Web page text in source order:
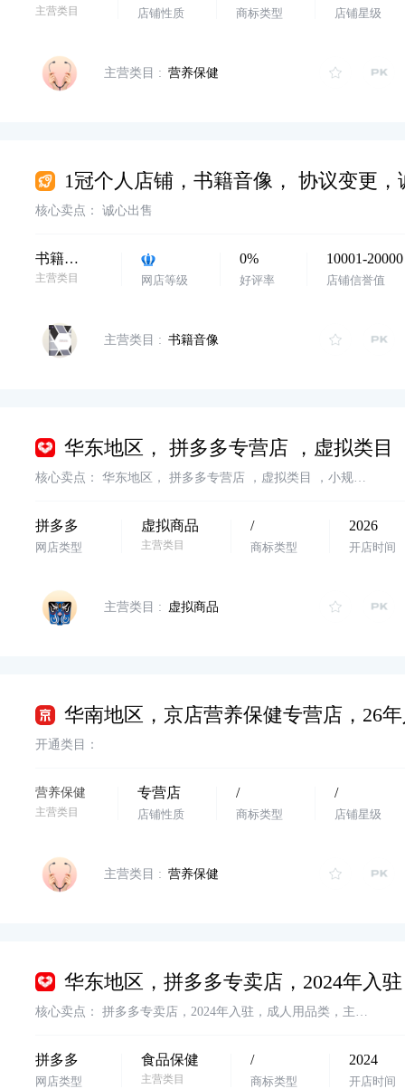
主营类目 店铺性质 商标类型 店铺星级
主营类目 : 营养保健
核心卖点： 诚心出售
书籍音像
主营类目 网店等级
0%
好评率
10001-20000
店铺信誉值
主营类目 : 书籍音像
核心卖点： 华东地区， 拼多多专营店 ，虚拟类目 ，小规模纳税 ，名字好听，诚心出售，配合过户 需要的滴滴客服
拼多多
网店类型
虚拟商品
主营类目
/
商标类型
2026
开店时间
主营类目 : 虚拟商品
开通类目：
营养保健
主营类目
专营店
店铺性质
/
商标类型
/
店铺星级
主营类目 : 营养保健
核心卖点： 拼多多专卖店，2024年入驻，成人用品类，主体变更，无违规贷款，商标授权，诚意出售，欢迎咨询
拼多多
网店类型
食品保健
主营类目
/
商标类型
2024
开店时间